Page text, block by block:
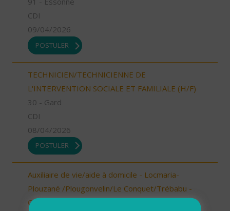
CDI
09/04/2026
POSTULER
TECHNICIEN/TECHNICIENNE DE
L'INTERVENTION SOCIALE ET FAMILIALE (H/F)
30 - Gard
CDI
08/04/2026
POSTULER
Auxiliaire de vie/aide à domicile - Locmaria-
Plouzané /Plougonvelin/Le Conquet/Trébabu -
CDD ou CDI (H/F)